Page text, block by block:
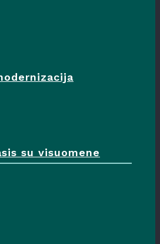
su visuomene